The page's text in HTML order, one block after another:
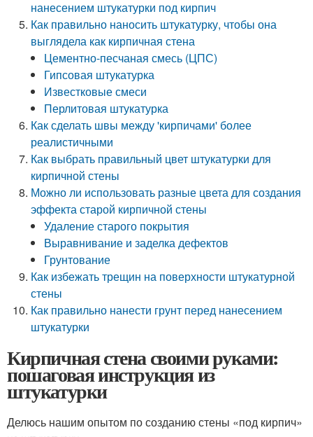
нанесением штукатурки под кирпич
Как правильно наносить штукатурку, чтобы она
выглядела как кирпичная стена
Цементно-песчаная смесь (ЦПС)
Гипсовая штукатурка
Известковые смеси
Перлитовая штукатурка
Как сделать швы между 'кирпичами' более
реалистичными
Как выбрать правильный цвет штукатурки для
кирпичной стены
Можно ли использовать разные цвета для создания
эффекта старой кирпичной стены
Удаление старого покрытия
Выравнивание и заделка дефектов
Грунтование
Как избежать трещин на поверхности штукатурной
стены
Как правильно нанести грунт перед нанесением
штукатурки
Кирпичная стена своими руками:
пошаговая инструкция из
штукатурки
Делюсь нашим опытом по созданию стены «под кирпич»